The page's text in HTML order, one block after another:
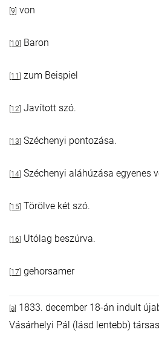
[9] von
[10] Baron
[11] zum Beispiel
[12] Javított szó.
[13] Széchenyi pontozása.
[14] Széchenyi aláhúzása egyenes
[15] Törölve két szó.
[16] Utólag beszúrva.
[17] gehorsamer
[a] 1833. december 18-án indult
Vásárhelyi Pál (lásd lentebb)